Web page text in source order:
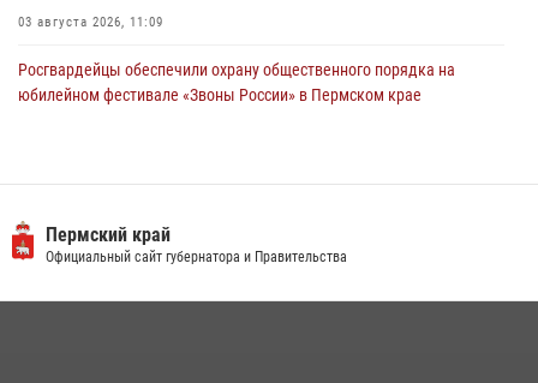
03 августа 2026, 11:09
Росгвардейцы обеспечили охрану общественного порядка на
юбилейном фестивале «Звоны России» в Пермском крае
ветеринарно-санитарной службы с годовщиной образования
13 июля 2026, 10:43
Пермский край
Официальный сайт губернатора и Правительства